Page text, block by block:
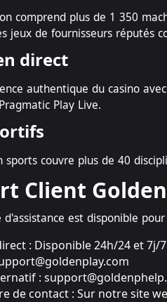
comprend plus de 1 350
jeux de fournisseurs réputés
direct
authentique du casino
Play Live.
sports couvre plus de 40
Client
d'assistance est disponible
: Disponible 24h/24 et 7j/
:
de contact : Sur notre site